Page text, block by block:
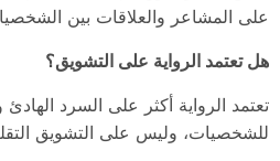
على المشاعر والعلاقات بين
هل تعتمد الرواية على التشويق؟
تعتمد الرواية أكثر على السرد الهادئ
للشخصيات، وليس على التشويق